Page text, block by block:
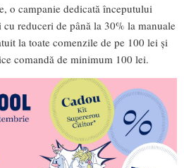
o campanie dedicată începutului
reduceri de până la 30% la manuale
la toate comenzile de pe 100 lei și
comandă de minimum 100 lei.